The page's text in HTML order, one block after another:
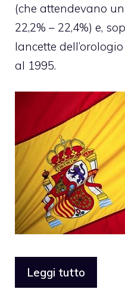
(che attendevano
22,2% – 22,4%) e,
lancette
al 1995.
Leggi tutto